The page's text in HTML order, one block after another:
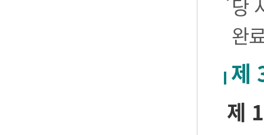
당
완
제
제